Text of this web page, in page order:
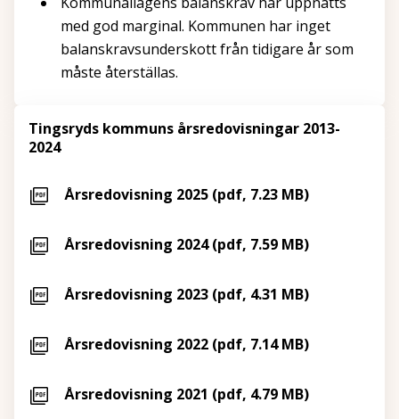
med god marginal. Kommunen har inget
balanskravsunderskott från tidigare år som
måste återställas.
Tingsryds kommuns årsredovisningar 2013-
2024
Årsredovisning 2025 (pdf, 7.23 MB)
Årsredovisning 2024 (pdf, 7.59 MB)
Årsredovisning 2023 (pdf, 4.31 MB)
Årsredovisning 2022 (pdf, 7.14 MB)
Årsredovisning 2021 (pdf, 4.79 MB)